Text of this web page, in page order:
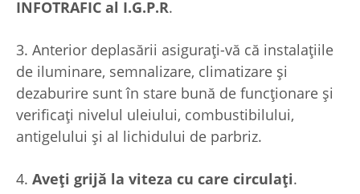
INFOTRAFIC al I.G.P.R.
3. Anterior deplasării asigurați-vă că instalațiile
de iluminare, semnalizare, climatizare și
dezaburire sunt în stare bună de funcționare și
verificați nivelul uleiului, combustibilului,
antigelului și al lichidului de parbriz.
4. Aveți grijă la viteza cu care circulați.